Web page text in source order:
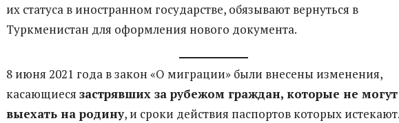
их статуса в иностранном государстве, обязывают вернуться в
Туркменистан для оформления нового документа.
8 июня 2021 года в закон «О миграции» были внесены изменения,
касающиеся застрявших за рубежом граждан, которые не могут
выехать на родину, и сроки действия паспортов которых истекают.